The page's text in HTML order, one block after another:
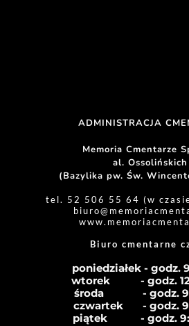
ADMINISTRACJA
Memoria Cmentarze
al.
(Bazylika pw. Św.
tel. 52 506 55 64 (w
biuro
Biuro cmentarne
poniedziałek - godz.
wtorek           -
środa              - godz.
czwartek       - godz.
piątek            - godz.